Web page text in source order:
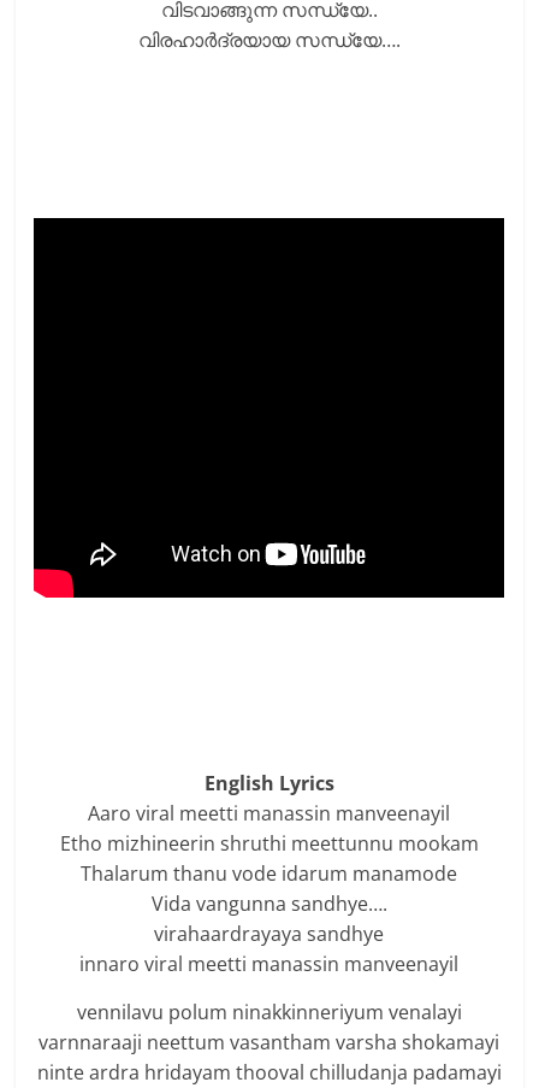
വിടവാങ്ങുന്ന സന്ധ്യേ..
വിരഹാര്‍ദ്രയായ സന്ധ്യേ….
English Lyrics
Aaro viral meetti manassin manveenayil
Etho mizhineerin shruthi meettunnu mookam
Thalarum thanu vode idarum manamode
Vida vangunna sandhye….
virahaardrayaya sandhye
innaro viral meetti manassin manveenayil
vennilavu polum ninakkinneriyum venalayi
varnnaraaji neettum vasantham varsha shokamayi
ninte ardra hridayam thooval chilludanja padamayi